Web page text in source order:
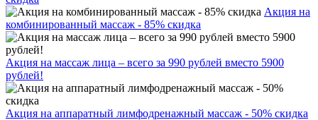
Акция на
комбинированный массаж - 85% скидка
Акция на массаж лица – всего за 990 рублей вместо 5900
рублей!
Акция на аппаратный лимфодренажный массаж - 50% скидка